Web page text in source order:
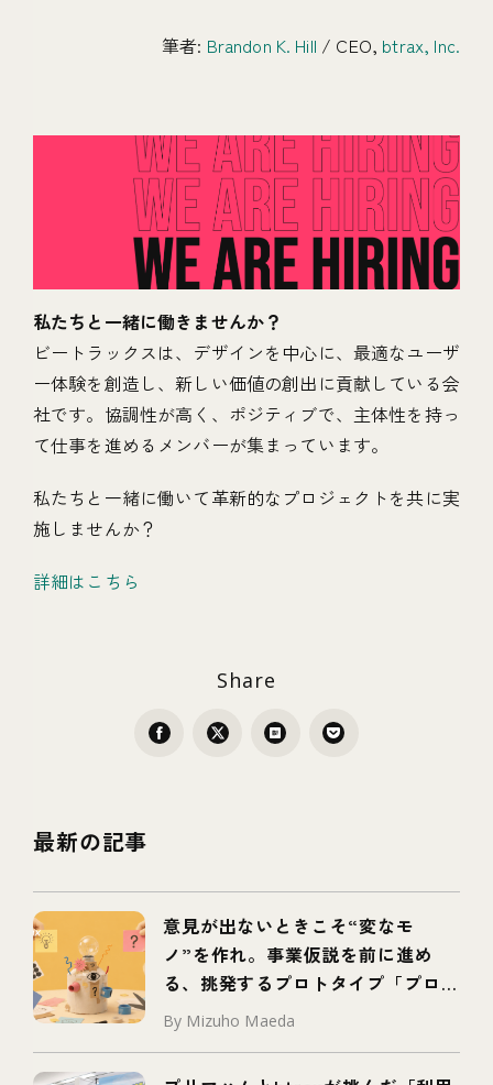
筆者: Brandon K. Hill / CEO, btrax, Inc.
私たちと一緒に働きませんか？
ビートラックスは、デザインを中心に、最適なユーザ
ー体験を創造し、新しい価値の創出に貢献している会
社です。協調性が高く、ポジティブで、主体性を持っ
て仕事を進めるメンバーが集まっています。
私たちと一緒に働いて革新的なプロジェクトを共に実
施しませんか？
詳細はこちら
Share
最新の記事
意見が出ないときこそ“変なモ
ノ”を作れ。事業仮説を前に進め
る、挑発するプロトタイプ「プロボ
タイプ」とは
By Mizuho Maeda